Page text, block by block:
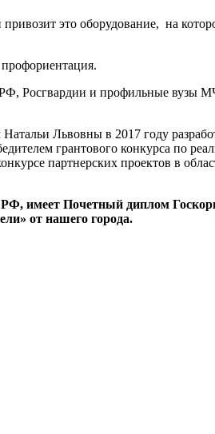
это оборудование, на
Росгвардии и профильные вузы
Львовны в 2017 году
грантового конкурса по
партнерских проектов в
имеет Почетный диплом
от нашего города.